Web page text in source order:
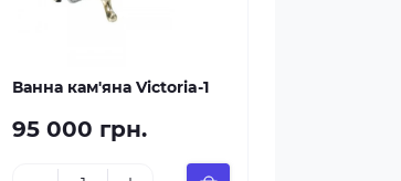
Ванна кам'яна Victoria-1
95 000 грн.